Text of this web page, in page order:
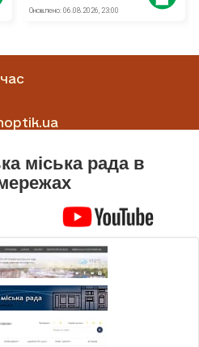
міська рада в